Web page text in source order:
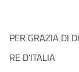
art. 11
PER GRAZIA DI
RE D'ITALIA